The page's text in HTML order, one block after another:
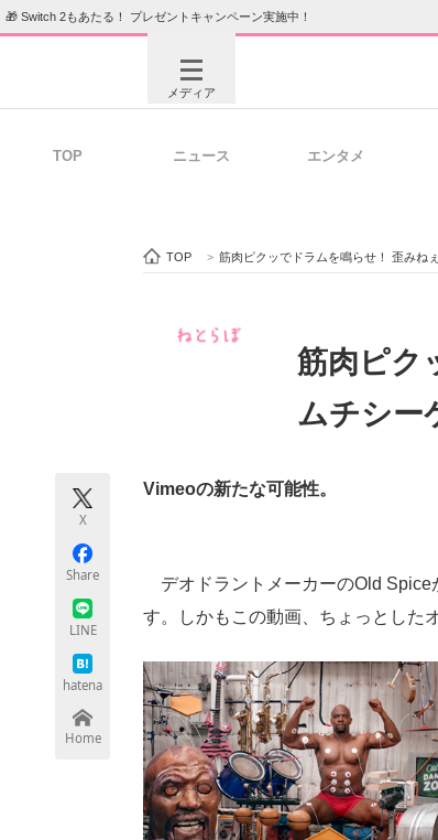
🎁 Switch 2もあたる！ プレゼントキャンペーン実施中！
メディア
ITエンジニア向け専門サイト
ちょっと気になるネットの話題
TOP ニュース エンタメ
TOP > 筋肉ピクッでドラムを鳴らせ！ 歪みね
筋肉ピク
ムチシー
X
Share
LINE
hatena
Home
Vimeoの新たな可能性。
デオドラントメーカーのOld Spice
す。しかもこの動画、ちょっとした